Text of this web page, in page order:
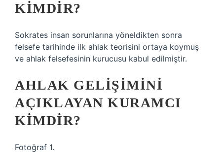
KIMDIR?
Sokrates insan sorunlarına yöneldikten sonra
felsefe tarihinde ilk ahlak teorisini ortaya koymuş
ve ahlak felsefesinin kurucusu kabul edilmiştir.
AHLAK GELIŞIMINI
AÇIKLAYAN KURAMCI
KIMDIR?
Fotoğraf 1.